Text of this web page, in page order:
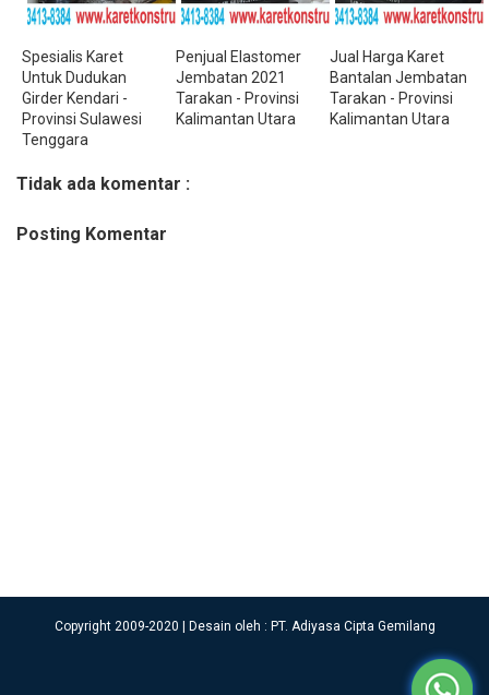
Spesialis Karet
Untuk Dudukan
Girder Kendari -
Provinsi Sulawesi
Tenggara
Penjual Elastomer
Jembatan 2021
Tarakan - Provinsi
Kalimantan Utara
Jual Harga Karet
Bantalan Jembatan
Tarakan - Provinsi
Kalimantan Utara
Tidak ada komentar :
Posting Komentar
Copyright 2009-2020 | Desain oleh : PT. Adiyasa Cipta Gemilang